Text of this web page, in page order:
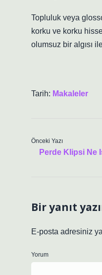
Topluluk veya
korku ve korku
olumsuz bir algısı
Tarih: Makaleler
Önceki Yazı
Perde Klipsi Ne
Bir yanıt
E-posta adresiniz
Yorum